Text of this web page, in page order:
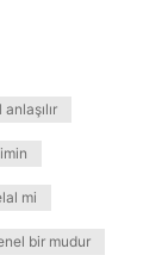
mi
bir mudur